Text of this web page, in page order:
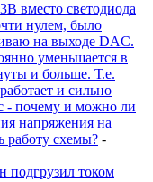
вместо светодиода
нулем, было
на выходе DAC.
уменьшается в
и больше. Т.е.
и сильно
- почему и можно ли
напряжения на
работу схемы? -
подгрузил током